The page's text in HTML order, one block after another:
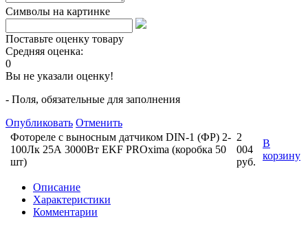
Символы на картинке
Поставьте оценку товару
Средняя оценка:
0
Вы не указали оценку!
- Поля, обязательные для заполнения
Опубликовать Отменить
Фотореле с выносным датчиком DIN-1 (ФР) 2-
100Лк 25А 3000Вт EKF PROxima (коробка 50
шт)
2
004
руб.
В
корзину
Описание
Характеристики
Комментарии